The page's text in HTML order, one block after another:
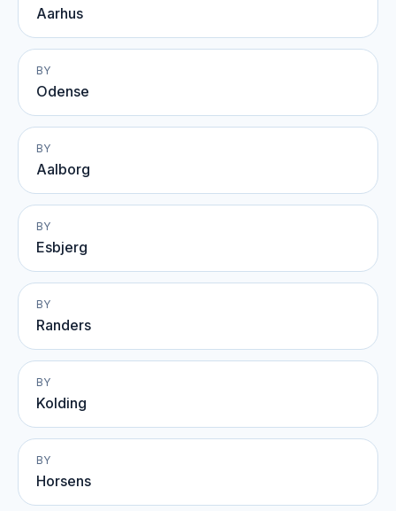
Aarhus
BY
Odense
BY
Aalborg
BY
Esbjerg
BY
Randers
BY
Kolding
BY
Horsens